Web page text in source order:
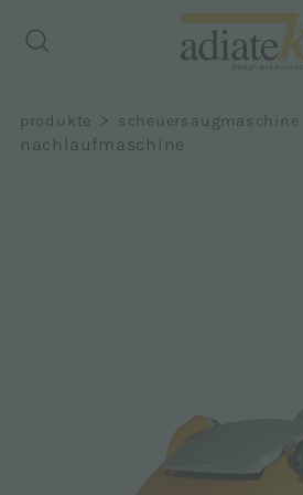
produkte > scheuersaugmaschine
nachlaufmaschine